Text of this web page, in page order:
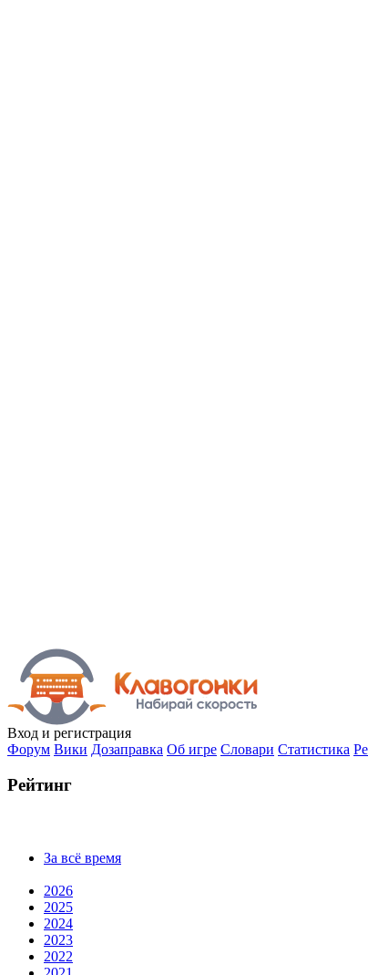
Вход и регистрация
Форум Вики Дозаправка Об игре Словари Статистика
Рейтинг
За всё время
2026
2025
2024
2023
2022